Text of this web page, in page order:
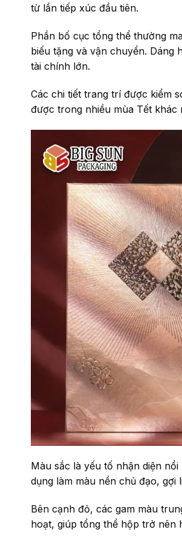
từ lần tiếp xúc đầu tiên.
Phần bố cục tổng thể thường
biếu tặng và vận chuyển. Dáng
tài chính lớn.
Các chi tiết trang trí được kiểm
được trong nhiều mùa Tết khác
Màu sắc là yếu tố nhận diện
dụng làm màu nền chủ đạo,
Bên cạnh đỏ, các gam màu
hoạt, giúp tổng thể hộp trở nên